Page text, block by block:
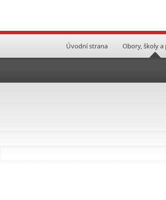
Úvodní strana Obory, školy a